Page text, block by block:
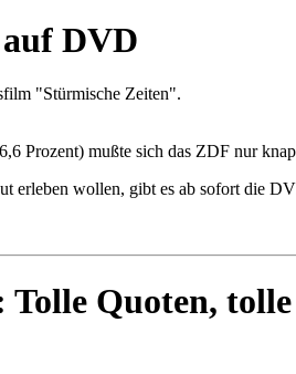
DVD
"Stürmische Zeiten".
Prozent) mußte sich das ZDF nur
erleben wollen, gibt es ab sofort die
Quoten, tolle